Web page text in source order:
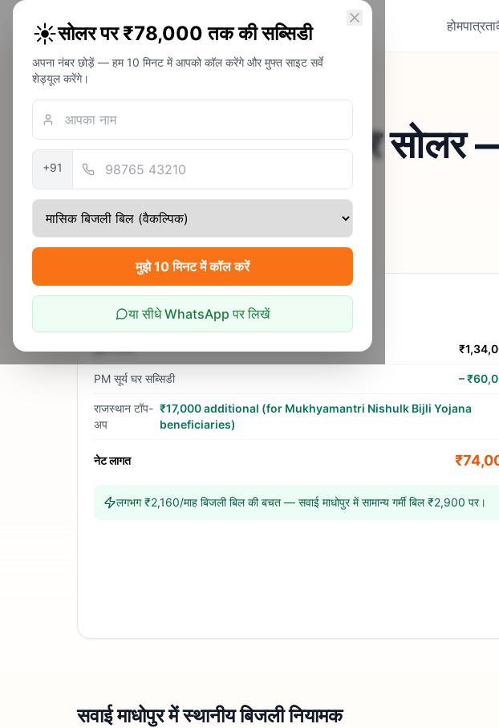
सोलर अवेयरनेस फाउंडेशन
होमपात्रता
सवाई माधोपुर में छत पर
सवाई माधोपुर (रणथंभौर) आतिथ्य + कृषि का संतुलन है।
5.6 kWh/m²/day
2 kW सोलर सिस्टम — सवाई माधोपुर
सबसे आम सिस्टम साइज़ — स्थानीय बिल पैटर्न के अनुसार
कुल लागत
PM सूर्य घर सब्सिडी –
राजस्थान टॉप-
अप
₹17,000 additional (for Mukhyamantri Nishulk Bijli Yojana
beneficiaries)
नेट लागत
लगभग ₹2,160/माह बिजली बिल की बचत — सवाई माधोपुर में सामान्य गर्मी बिल ₹2,900 पर।
सवाई माधोपुर में स्थानीय बिजली नियामक
☀️सोलर पर ₹78,000 तक की सब्सिडी
अपना नंबर छोड़ें — हम 10 मिनट में आपको कॉल करेंगे और मुफ्त साइट सर्वे
शेड्यूल करेंगे।
+91
मुझे 10 मिनट में कॉल करें
या सीधे WhatsApp पर लिखें